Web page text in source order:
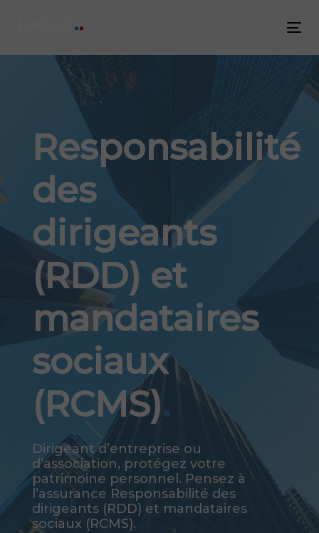
Responsabilité
des
dirigeants
(RDD) et
mandataires
sociaux
(RCMS).
Dirigeant d’entreprise ou
d’association, protégez votre
patrimoine personnel. Pensez à
l’assurance Responsabilité des
dirigeants (RDD) et mandataires
sociaux (RCMS).